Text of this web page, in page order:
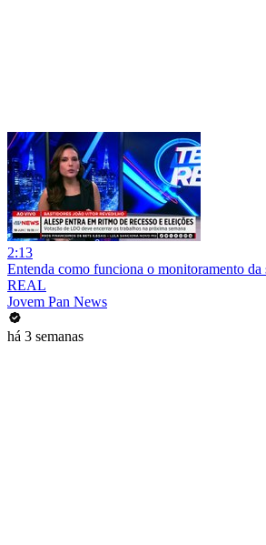
2:13
Entenda como funciona o monitoramento
REAL
Jovem Pan News
há 3 semanas